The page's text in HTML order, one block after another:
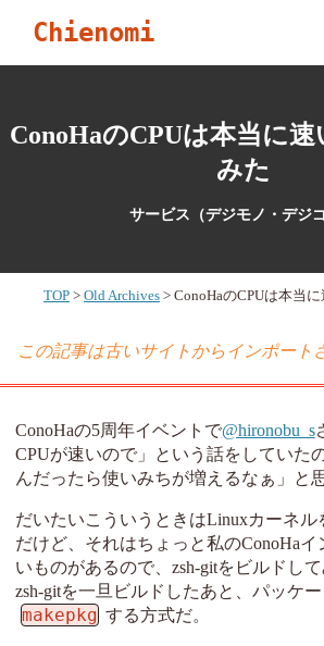
Chienomi
ConoHaのCPUは本当に
みた
サービス（デジモノ・デジゴ
TOP Old Archives ConoHaのCPUは本当
この記事は古いサイトからインポート
ConoHaの5周年イベントで@hironobu_s
CPUが速いので」という話をしていた
んだったら使いみちが増えるなぁ」と
だいたいこういうときはLinuxカーネル
だけど、それはちょっと私のConoHa
いものがあるので、zsh-gitをビルドし
zsh-gitを一旦ビルドしたあと、パッケ
makepkg する方式だ。